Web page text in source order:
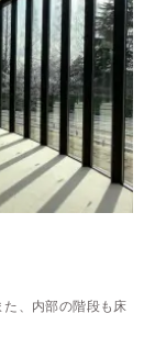
、内部の階段も床